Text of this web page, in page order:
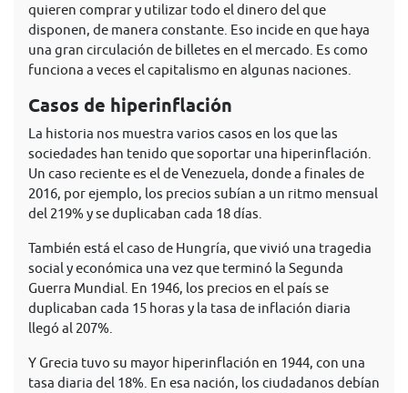
quieren comprar y utilizar todo el dinero del que
disponen, de manera constante. Eso incide en que haya
una gran circulación de billetes en el mercado. Es como
funciona a veces el capitalismo en algunas naciones.
Casos de hiperinflación
La historia nos muestra varios casos en los que las
sociedades han tenido que soportar una hiperinflación.
Un caso reciente es el de Venezuela, donde a finales de
2016, por ejemplo, los precios subían a un ritmo mensual
del 219% y se duplicaban cada 18 días.
También está el caso de Hungría, que vivió una tragedia
social y económica una vez que terminó la Segunda
Guerra Mundial. En 1946, los precios en el país se
duplicaban cada 15 horas y la tasa de inflación diaria
llegó al 207%.
Y Grecia tuvo su mayor hiperinflación en 1944, con una
tasa diaria del 18%. En esa nación, los ciudadanos debían